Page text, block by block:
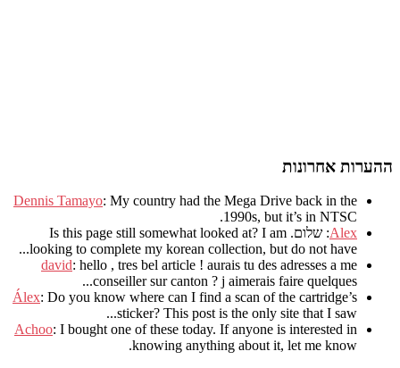
ההערות אחרונות
Dennis Tamayo: My country had the Mega Drive back in the
1990s, but it’s in NTSC
.
Alex: שלום. Is this page still somewhat looked at? I am
looking to complete my korean collection, but do not have..
.
david: hello , tres bel article ! aurais tu des adresses a me
conseiller sur canton ? j aimerais faire quelques..
.
Álex: Do you know where can I find a scan of the cartridge’s
sticker? This post is the only site that I saw...
Achoo: I bought one of these today. If anyone is interested in
knowing anything about it, let me know.